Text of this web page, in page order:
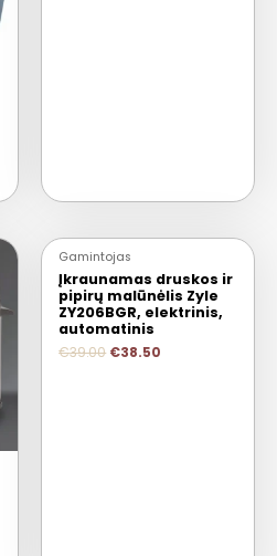
Gamintojas
Įkraunamas druskos ir
pipirų malūnėlis Zyle
ZY206BGR, elektrinis,
automatinis
€39.00 €38.50